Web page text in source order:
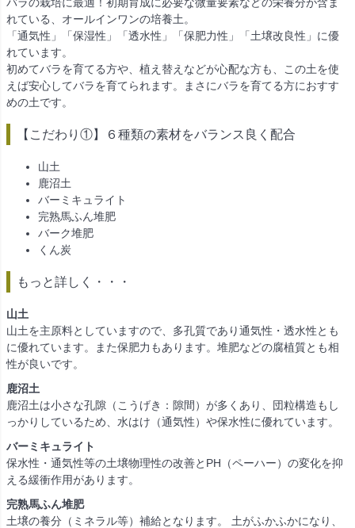
れている、オールインワンの培養土。
「通気性」「保湿性」「透水性」「保肥力性」「土壌改良性」に優
れています。
初めてバラを育てる方や、植え替えなどが心配な方も、この土を使
えば安心してバラを育てられます。まさにバラを育てる方におすす
めの土です。
【こだわり①】６種類の素材をバランス良く配合
山土
鹿沼土
バーミキュライト
完熟馬ふん堆肥
バーク堆肥
くん炭
もっと詳しく・・・
山土
山土を主原料としていますので、多孔質であり通気性・透水性とも
に優れています。また保肥力もあります。堆肥などの腐植質とも相
性が良いです。
鹿沼土
鹿沼土は小さな孔隙（こうげき：隙間）が多くあり、団粒構造もし
っかりしているため、水はけ（通気性）や保水性に優れています。
バーミキュライト
保水性・通気性等の土壌物理性の改善とPH（ペーハー）の変化を抑
える緩衝作用があります。
完熟馬ふん堆肥
土壌の養分（ミネラル等）補給となります。 土がふかふかになり、